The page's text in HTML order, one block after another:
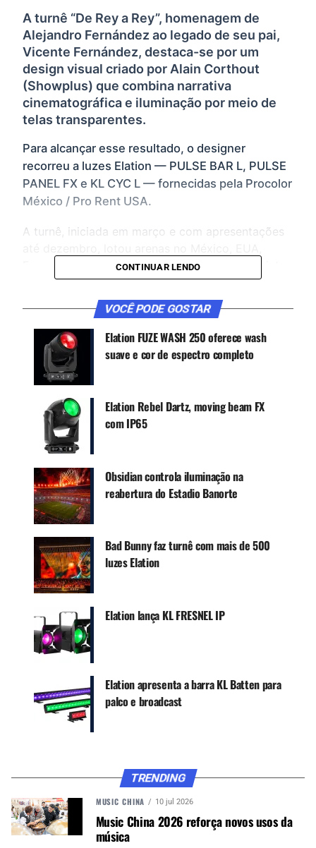
A turnê “De Rey a Rey”, homenagem de
Alejandro Fernández ao legado de seu pai,
Vicente Fernández, destaca-se por um
design visual criado por Alain Corthout
(Showplus) que combina narrativa
cinematográfica e iluminação por meio de
telas transparentes.
Para alcançar esse resultado, o designer
recorreu a luzes Elation — PULSE BAR L, PULSE
PANEL FX e KL CYC L — fornecidas pela Procolor
México / Pro Rent USA.
A turnê, iniciada em março e com apresentações
Espanha e América Latina. Este é o sexto projeto
que une Corthout ao artista desde 2013.
O núcleo do rig inclui 36 PULSE BAR L
contornando a tela LED principal e criando linhas
contínuas de luz, além de 37 KL CYC L como
footlights e iluminação frontal rica em cor sem
saturar as projeções. Para dois shows em Las
Vegas, Corthout adicionou um círculo de PULSE
PANEL FX no palco secundário para aumentar o
dinamismo.
Receba novas matérias do Música & Mercado no
WhatsApp e no Google News.
CONTINUAR LENDO
VOCÊ PODE GOSTAR
Elation FUZE WASH 250 oferece wash
suave e cor de espectro completo
Elation Rebel Dartz, moving beam FX
com IP65
Obsidian controla iluminação na
reabertura do Estadio Banorte
Bad Bunny faz turnê com mais de 500
luzes Elation
Elation lança KL FRESNEL IP
Elation apresenta a barra KL Batten para
palco e broadcast
TRENDING
MUSIC CHINA 10 jul 2026
Music China 2026 reforça novos usos da
música